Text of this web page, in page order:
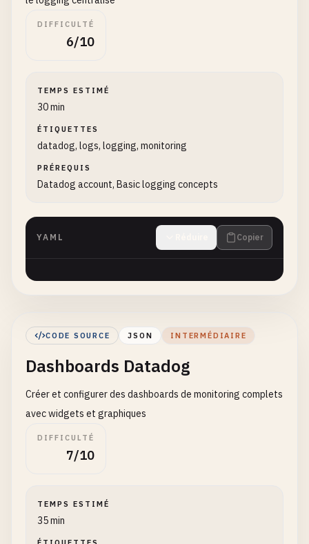
DIFFICULTÉ
6/10
TEMPS ESTIMÉ
30 min
ÉTIQUETTES
datadog, logs, logging, monitoring
PRÉREQUIS
Datadog account, Basic logging concepts
YAML Copier
CODE SOURCE JSON INTERMÉDIAIRE
Dashboards Datadog
Créer et configurer des dashboards de monitoring complets
avec widgets et graphiques
DIFFICULTÉ
7/10
TEMPS ESTIMÉ
35 min